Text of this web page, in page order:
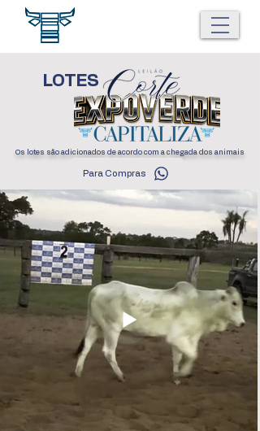
LOTES
Os lotes são adicionados de acordo com a chegada dos animais
Para Compras